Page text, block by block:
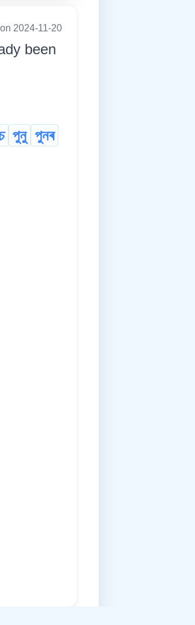
on 2024-11-20
been
পুনু পুনৰ